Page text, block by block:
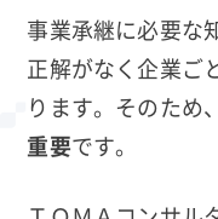
事業承継に必要な
正解がなく企業ご
ります。そのため
重要です。